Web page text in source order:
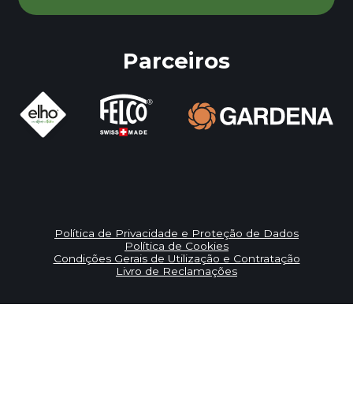
Parceiros
Política de Privacidade e Proteção de Dados
Política de Cookies
Condições Gerais de Utilização e Contratação
Livro de Reclamações